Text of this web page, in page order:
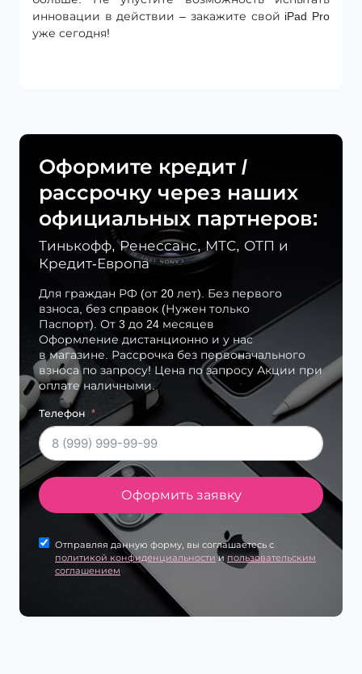
инновации в действии – закажите свой iPad Pro
уже сегодня!
Оформите кредит /
рассрочку через наших
официальных партнеров:
Тинькофф, Ренессанс, МТС, ОТП и
Кредит-Европа
Для граждан РФ (от 20 лет). Без первого
взноса, без справок (Нужен только
Паспорт). От 3 до 24 месяцев
Оформление дистанционно и у нас
в магазине. Рассрочка без первоначального
взноса по запросу! Цена по запросу Акции при
оплате наличными.
Телефон
Оформить заявку
Отправляя данную форму, вы соглашаетесь с
политикой конфиденциальности и пользовательским
соглашением